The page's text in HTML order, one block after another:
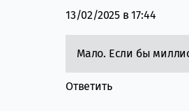
13/02/2025 в 17:44
Мало. Если бы
Ответить